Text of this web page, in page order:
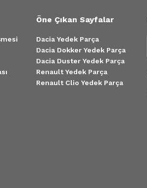
Öne Çıkan Sayfalar
Dacia Yedek Parça
Dacia Dokker Yedek Parça
Dacia Duster Yedek Parça
Renault Yedek Parça
Renault Clio Yedek Parça